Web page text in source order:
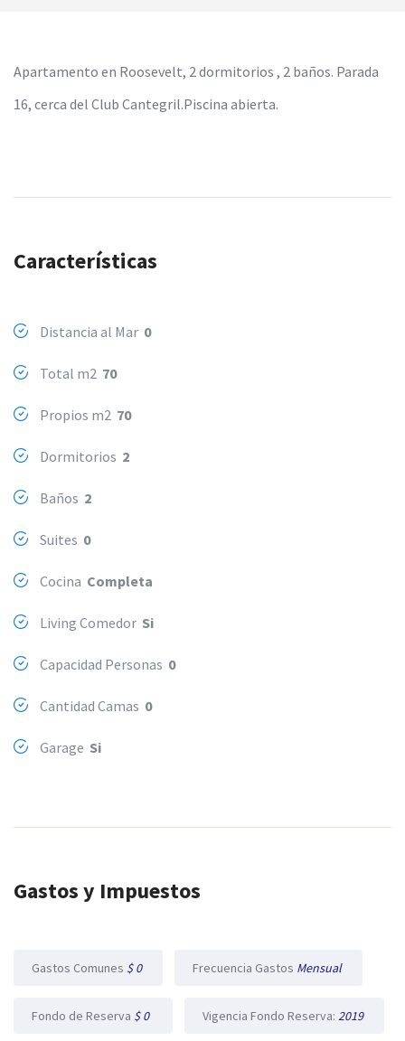
Apartamento en Roosevelt, 2 dormitorios , 2 baños. Parada
16, cerca del Club Cantegril.Piscina abierta.
Características
Distancia al Mar 0
Total m2 70
Propios m2 70
Dormitorios 2
Baños 2
Suites 0
Cocina Completa
Living Comedor Si
Capacidad Personas 0
Cantidad Camas 0
Garage Si
Gastos y Impuestos
Gastos Comunes $ 0 Frecuencia Gastos Mensual
Fondo de Reserva $ 0 Vigencia Fondo Reserva: 2019